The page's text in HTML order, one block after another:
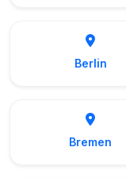
Berlin
Bremen